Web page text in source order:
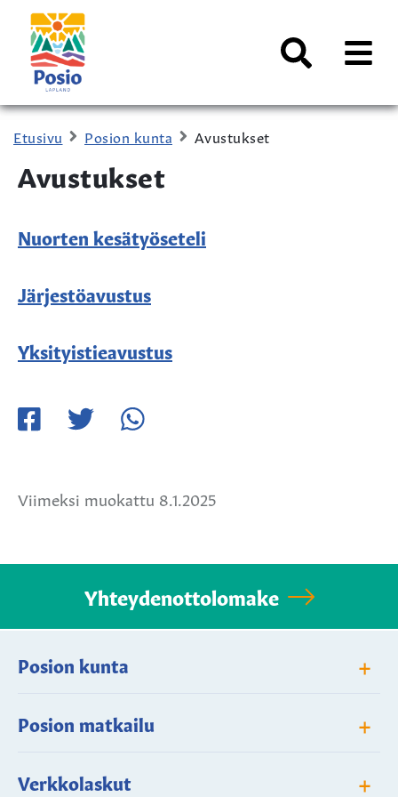
Siirry sisältöön
Kaupungin
logo
AVAA
Etusivu Posion kunta Avustukset
Avustukset
Nuorten kesätyöseteli
Järjestöavustus
Yksityistieavustus
Viimeksi muokattu 8.1.2025
Yhteydenottolomake
Posion kunta +
Posion matkailu +
Verkkolaskut +